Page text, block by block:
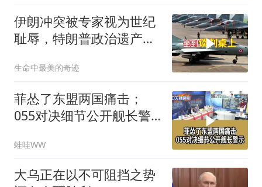
伊朗冲突被专家视为世纪
耻辱，特朗普政治遗产遭
生命中最美的奇迹
菲怂了东盟两国痛击；
055对决细节公开舰长警
冰｜辣晚报20260805
蛙哇WW
大乌正在以不可阻挡之势